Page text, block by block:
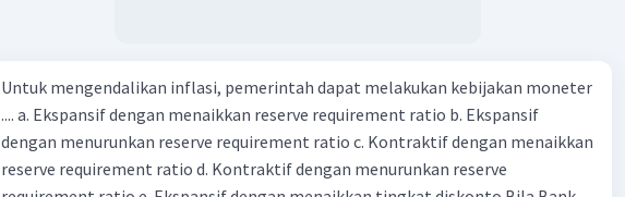
Untuk mengendalikan inflasi, pemerintah dapat melakukan kebijakan moneter
.... a. Ekspansif dengan menaikkan reserve requirement ratio b. Ekspansif
dengan menurunkan reserve requirement ratio c. Kontraktif dengan menaikkan
reserve requirement ratio d. Kontraktif dengan menurunkan reserve